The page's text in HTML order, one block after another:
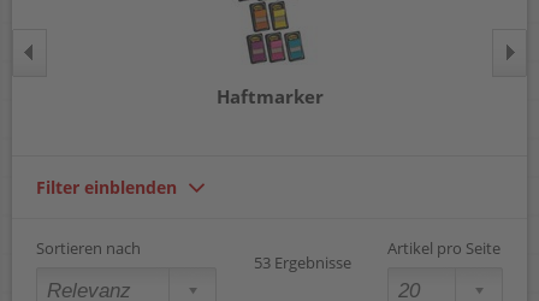
Haftmarker
Filter einblenden
Sortieren nach
53 Ergebnisse
Artikel pro Seite